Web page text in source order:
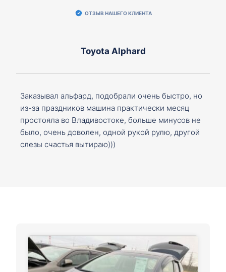
ОТЗЫВ НАШЕГО КЛИЕНТА
Toyota Alphard
Заказывал альфард, подобрали очень быстро, но
из-за праздников машина практически месяц
простояла во Владивостоке, больше минусов не
было, очень доволен, одной рукой рулю, другой
слезы счастья вытираю)))